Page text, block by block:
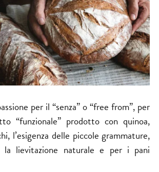
per il “senza” o “free from”, per
“funzionale” prodotto con quinoa,
l’esigenza delle piccole grammature,
la lievitazione naturale e per i pani